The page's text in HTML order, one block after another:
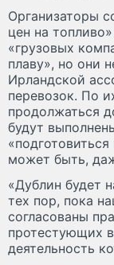
Организаторы
цен на
«грузовых
плаву», но они
Ирландской
перевозок. По
продолжаться
будут
может быть,
«Дублин будет
тех пор, пока
согласованы
протестующих
деятельность